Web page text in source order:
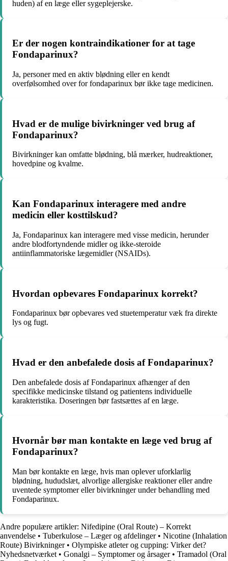
huden) af en læge eller sygeplejerske.
Er der nogen kontraindikationer for at tage
Fondaparinux?
Ja, personer med en aktiv blødning eller en kendt
overfølsomhed over for fondaparinux bør ikke tage medicinen.
Hvad er de mulige bivirkninger ved brug af
Fondaparinux?
Bivirkninger kan omfatte blødning, blå mærker, hudreaktioner,
hovedpine og kvalme.
Kan Fondaparinux interagere med andre
medicin eller kosttilskud?
Ja, Fondaparinux kan interagere med visse medicin, herunder
andre blodfortyndende midler og ikke-steroide
antiinflammatoriske lægemidler (NSAIDs).
Hvordan opbevares Fondaparinux korrekt?
Fondaparinux bør opbevares ved stuetemperatur væk fra direkte
lys og fugt.
Hvad er den anbefalede dosis af Fondaparinux?
Den anbefalede dosis af Fondaparinux afhænger af den
specifikke medicinske tilstand og patientens individuelle
karakteristika. Doseringen bør fastsættes af en læge.
Hvornår bør man kontakte en læge ved brug af
Fondaparinux?
Man bør kontakte en læge, hvis man oplever uforklarlig
blødning, hududslæt, alvorlige allergiske reaktioner eller andre
uventede symptomer eller bivirkninger under behandling med
Fondaparinux.
Andre populære artikler: Nifedipine (Oral Route) – Korrekt
anvendelse • Tuberkulose – Læger og afdelinger• Nicotine (Inhalation
Route) Bivirkninger• Olympiske atleter og cupping: Virker det?
Nyhedsnetværket • Gonalgi – Symptomer og årsager• Tramadol (Oral